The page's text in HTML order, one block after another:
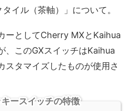
タイル（茶軸）」について。
ーとしてCherry MXとKaihua
、このGXスイッチはKaihua
スタマイズしたものが使用さ
ースイッチの特徴